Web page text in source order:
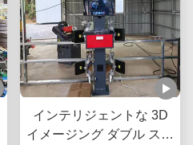
インテリジェントな 3D
イメージング ダブル スク